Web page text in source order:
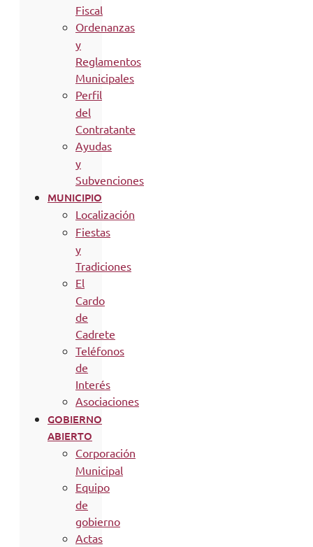
Fiscal
Ordenanzas
y
Reglamentos
Municipales
Perfil
del
Contratante
Ayudas
y
Subvenciones
MUNICIPIO
Localización
Fiestas
y
Tradiciones
El
Cardo
de
Cadrete
Teléfonos
de
Interés
Asociaciones
GOBIERNO
ABIERTO
Corporación
Municipal
Equipo
de
gobierno
Actas